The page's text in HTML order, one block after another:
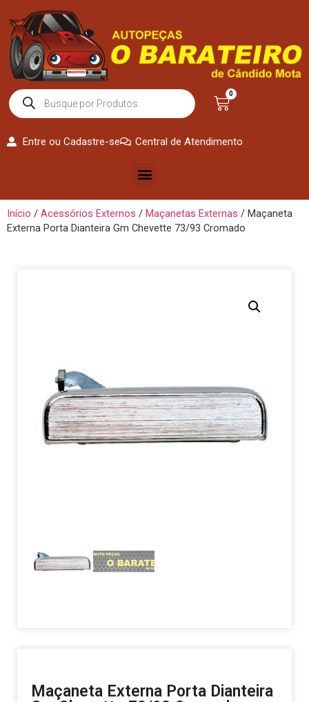
0
Entre ou Cadastre-se Central de Atendimento
Início / Acessórios Externos / Maçanetas Externas / Maçaneta
Externa Porta Dianteira Gm Chevette 73/93 Cromado
Maçaneta Externa Porta Dianteira